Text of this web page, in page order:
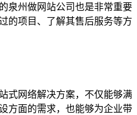
泉州做网站公司也是非常重要
的项目、了解其售后服务等方
式网络解决方案，不仅能够满
方面的需求，也能够为企业带